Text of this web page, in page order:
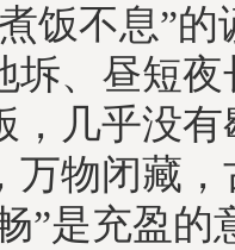
饭不息”
坼、昼短
，几乎没
万物闭藏
”是充盈